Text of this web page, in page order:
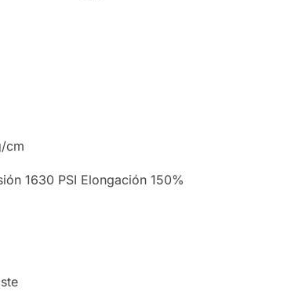
cm
1630 PSI Elongación 150%